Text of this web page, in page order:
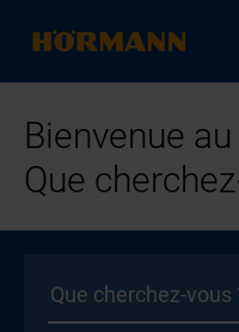
Bienvenue
Que